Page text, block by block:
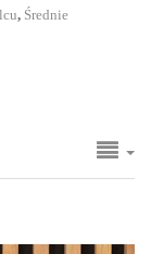
, Średnie